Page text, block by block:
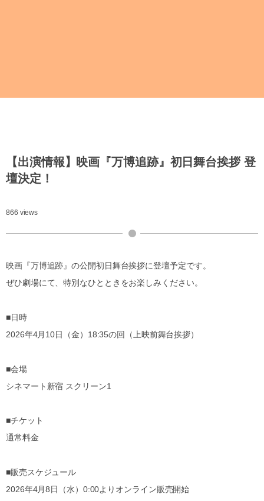
【出演情報】映画『万博追跡』初日舞台挨拶 登
壇決定！
866 views
映画『万博追跡』の公開初日舞台挨拶に登壇予定です。
ぜひ劇場にて、特別なひとときをお楽しみください。
■日時
2026年4月10日（金）18:35の回（上映前舞台挨拶）
■会場
シネマート新宿 スクリーン1
■チケット
通常料金
■販売スケジュール
2026年4月8日（水）0:00よりオンライン販売開始